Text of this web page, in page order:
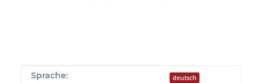
Produkteigenschaft
Wert
Sprache: deutsch